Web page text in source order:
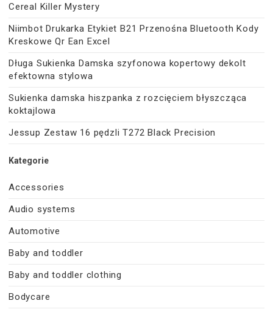
Cereal Killer Mystery
Niimbot Drukarka Etykiet B21 Przenośna Bluetooth Kody
Kreskowe Qr Ean Excel
Długa Sukienka Damska szyfonowa kopertowy dekolt
efektowna stylowa
Sukienka damska hiszpanka z rozcięciem błyszcząca
koktajlowa
Jessup Zestaw 16 pędzli T272 Black Precision
Kategorie
Accessories
Audio systems
Automotive
Baby and toddler
Baby and toddler clothing
Bodycare